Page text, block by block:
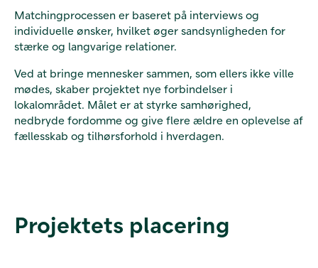
Matchingprocessen er baseret på interviews og
individuelle ønsker, hvilket øger sandsynligheden for
stærke og langvarige relationer.
Ved at bringe mennesker sammen, som ellers ikke ville
mødes, skaber projektet nye forbindelser i
lokalområdet. Målet er at styrke samhørighed,
nedbryde fordomme og give flere ældre en oplevelse af
fællesskab og tilhørsforhold i hverdagen.
Projektets placering